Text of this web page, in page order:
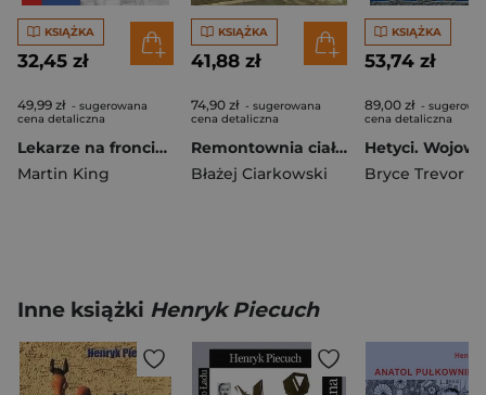
KSIĄŻKA
32,45 zł
49,99 zł - sugerowana
cena detaliczna
Lekarze na froncie. Jak działania wojenne zmieniły medycynę wyd. 2026
Martin King
KSIĄŻKA
41,88 zł
74,90 zł - sugerowana
cena detaliczna
Remontownia ciał i dusz. Domy wczasowe i sanatoria w PRL-u
Błażej Ciarkowski
KSIĄŻKA
53,74 zł
89,00 zł -
cena detaliczna
Bryce Trevor
Inne książki Henryk Piecuch